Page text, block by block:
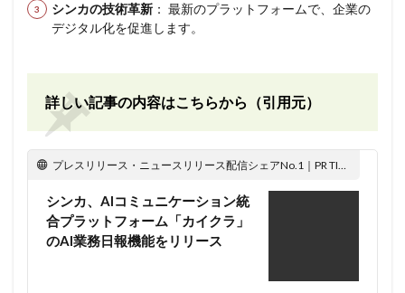
シンカの技術革新 ： 最新のプラットフォームで、企業の
デジタル化を促進します。
詳しい記事の内容はこちらから（引用元）
プレスリリース・ニュースリリース配信シェアNo.1｜PR TIMES
シンカ、AIコミュニケーション統
合プラットフォーム「カイクラ」
のAI業務日報機能をリリース